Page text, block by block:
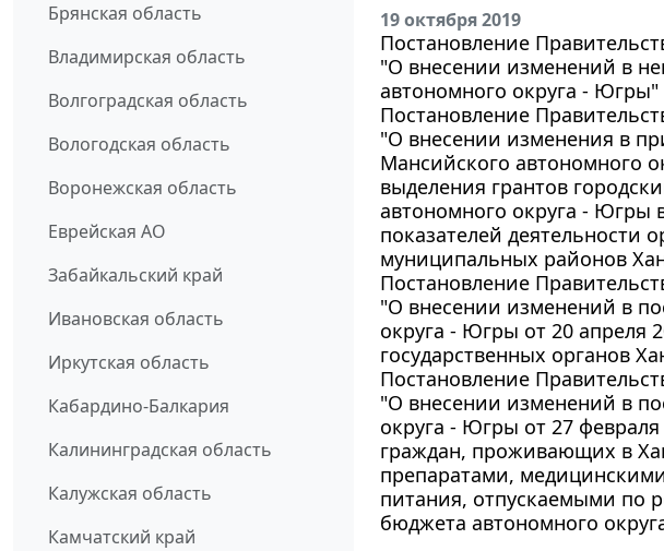
Брянская область
Владимирская область
Волгоградская область
Вологодская область
Воронежская область
Еврейская АО
Забайкальский край
Ивановская область
Иркутская область
Кабардино-Балкария
Калининградская область
Калужская область
Камчатский край
19 октября 2019
Постановление
"О внесении изменений в
автономного округа - Югры"
Постановление
"О внесении изменения в
Мансийского автономного
выделения грантов
автономного округа - Югры
показателей деятельности
муниципальных районов
Постановление
"О внесении изменений в
округа - Югры от 20 апреля
государственных органов
Постановление
"О внесении изменений в
округа - Югры от 27
граждан, проживающих в
препаратами,
питания, отпускаемыми по
бюджета автономного